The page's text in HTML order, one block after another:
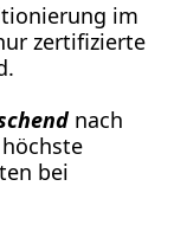
im
zertifizierte
nach
bei